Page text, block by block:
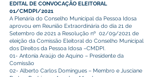
EDITAL DE CONVOCAÇÃO ELEITORAL
01/CMDPI/2021
A Plenária do Conselho Municipal da Pessoa Idosa
aprovou em Reunião Extraordinária do dia 21 de
Setembro de 2021 a Resolução nº 02/09/2021 de
eleição da Comissão Eleitoral do Conselho Municipal
dos Direitos da Pessoa Idosa –CMDPI.
01- Antonia Araújo de Aquino – Presidente da
Comissão
02- Alberto Carlos Domingues – Membro e Jusciane